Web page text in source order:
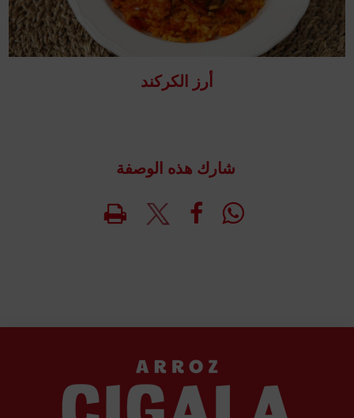
أرز الكركند
شارك هذه الوصفة